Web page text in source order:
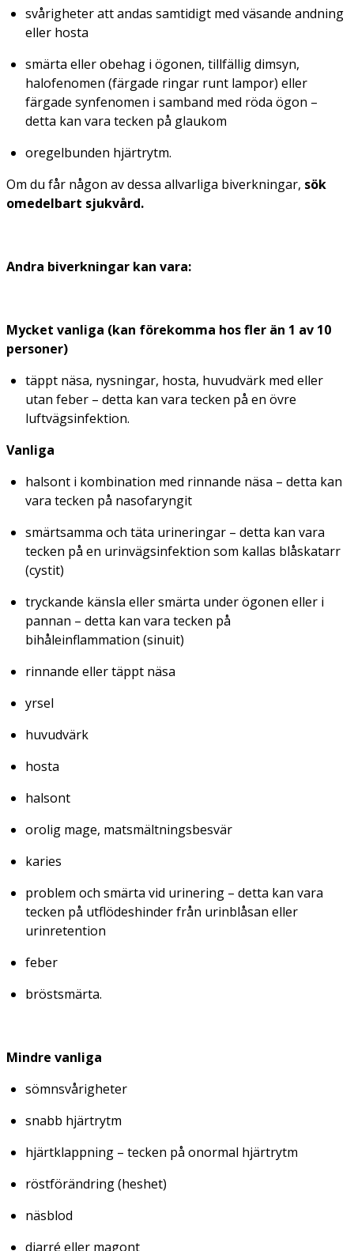
svårigheter att andas samtidigt med väsande andning
eller hosta
smärta eller obehag i ögonen, tillfällig dimsyn,
halofenomen (färgade ringar runt lampor) eller
färgade synfenomen i samband med röda ögon –
detta kan vara tecken på glaukom
oregelbunden hjärtrytm.
Om du får någon av dessa allvarliga biverkningar, sök
omedelbart sjukvård.
Andra biverkningar kan vara:
Mycket vanliga (kan förekomma hos fler än 1 av 10
personer)
täppt näsa, nysningar, hosta, huvudvärk med eller
utan feber – detta kan vara tecken på en övre
luftvägsinfektion.
Vanliga
halsont i kombination med rinnande näsa – detta kan
vara tecken på nasofaryngit
smärtsamma och täta urineringar – detta kan vara
tecken på en urinvägsinfektion som kallas blåskatarr
(cystit)
tryckande känsla eller smärta under ögonen eller i
pannan – detta kan vara tecken på
bihåleinflammation (sinuit)
rinnande eller täppt näsa
yrsel
huvudvärk
hosta
halsont
orolig mage, matsmältningsbesvär
karies
problem och smärta vid urinering – detta kan vara
tecken på utflödeshinder från urinblåsan eller
urinretention
feber
bröstsmärta.
Mindre vanliga
sömnsvårigheter
snabb hjärtrytm
hjärtklappning – tecken på onormal hjärtrytm
röstförändring (heshet)
näsblod
diarré eller magont